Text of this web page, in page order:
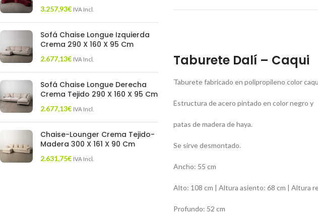
3.257,93€ IVA Incl.
Sofá Chaise Longue Izquierda
Crema 290 X 160 X 95 Cm
2.677,13€ IVA Incl.
Sofá Chaise Longue Derecha
Crema Tejido 290 X 160 X 95 Cm
2.677,13€ IVA Incl.
Chaise-Lounger Crema Tejido-
Madera 300 X 161 X 90 Cm
2.631,75€ IVA Incl.
Taburete Dalí – Caqui
Taburete fabricado en polipropileno color
Estructura de acero pintado en color negro y
patas de madera de haya.
Se sirve desmontado.
Ancho: 55 cm
Alto: 108 cm | Altura asiento: 68 cm | Altura
Profundo: 52 cm